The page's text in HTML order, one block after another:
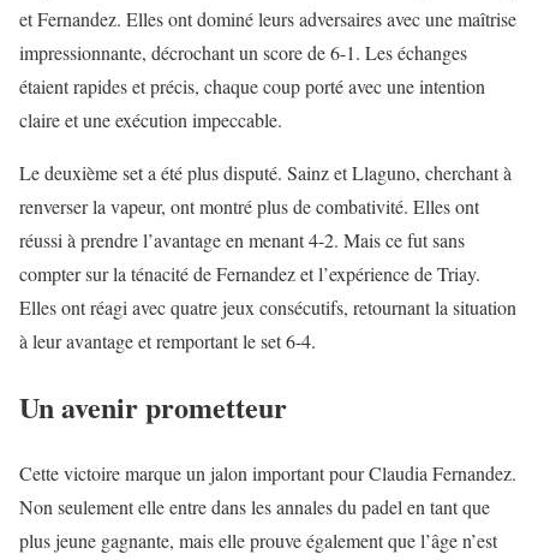
et Fernandez. Elles ont dominé leurs adversaires avec une maîtrise
impressionnante, décrochant un score de 6-1. Les échanges
étaient rapides et précis, chaque coup porté avec une intention
claire et une exécution impeccable.
Le deuxième set a été plus disputé. Sainz et Llaguno, cherchant à
renverser la vapeur, ont montré plus de combativité. Elles ont
réussi à prendre l’avantage en menant 4-2. Mais ce fut sans
compter sur la ténacité de Fernandez et l’expérience de Triay.
Elles ont réagi avec quatre jeux consécutifs, retournant la situation
à leur avantage et remportant le set 6-4.
Un avenir prometteur
Cette victoire marque un jalon important pour Claudia Fernandez.
Non seulement elle entre dans les annales du padel en tant que
plus jeune gagnante, mais elle prouve également que l’âge n’est